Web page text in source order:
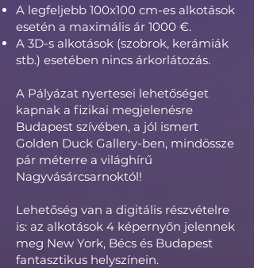
A legfeljebb 100x100 cm-es alkotások
esetén a maximális ár 1000 €.
A 3D-s alkotások (szobrok, kerámiák
stb.) esetében nincs árkorlátozás.
A Pályázat nyertesei lehetőséget
kapnak a fizikai megjelenésre
Budapest szívében, a jól ismert
Golden Duck Gallery-ben, mindössze
pár méterre a világhírű
Nagyvásárcsarnoktól!
Lehetőség van a digitális részvételre
is: az alkotások 4 képernyőn jelennek
meg New York, Bécs és Budapest
fantasztikus helyszínein.